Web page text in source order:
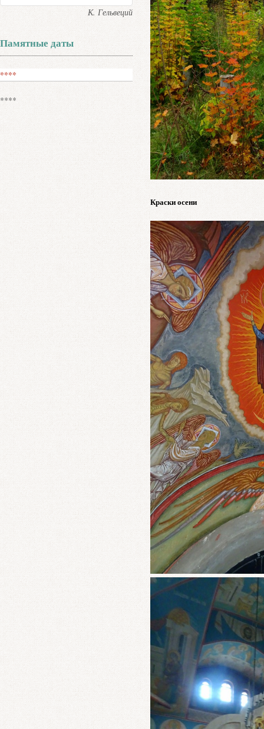
Краски осени
К. Гельвеций
Памятные даты
****
****